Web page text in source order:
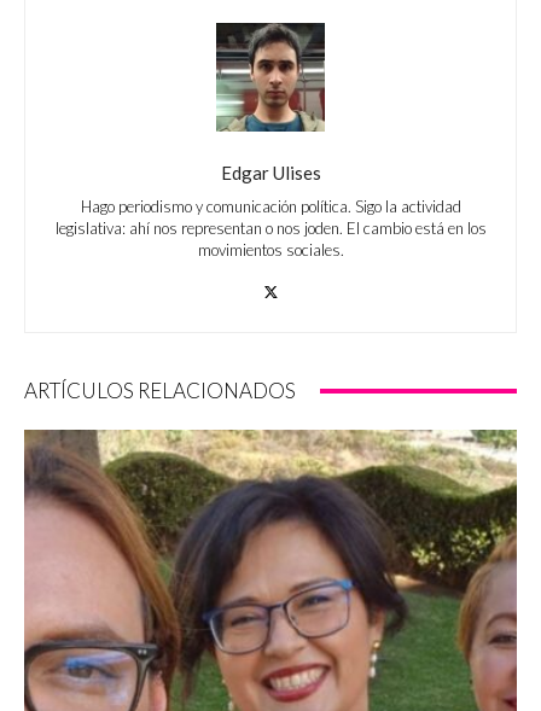
Edgar Ulises
Hago periodismo y comunicación política. Sigo la actividad
legislativa: ahí nos representan o nos joden. El cambio está en los
movimientos sociales.
ARTÍCULOS RELACIONADOS